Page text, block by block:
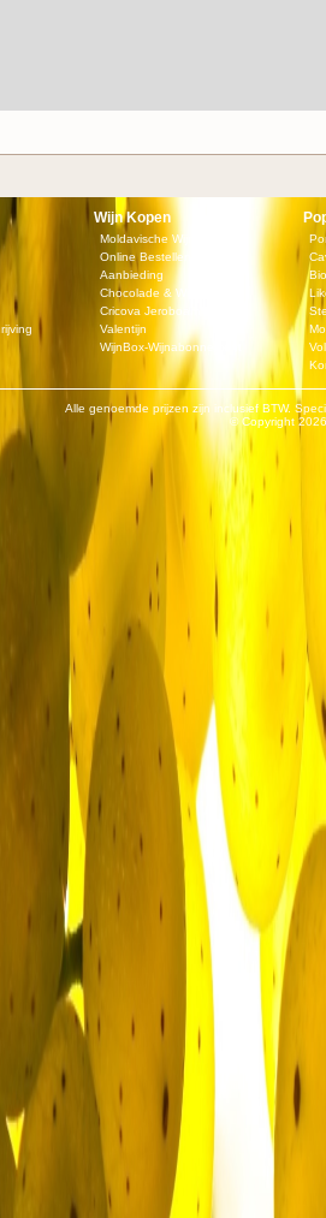
Wijn Kopen
Moldavische Wijn
Online Bestellen
Aanbieding
Chocolade & Wijn
Cricova Jeroboam
Valentijn
WijnBox-Wijnabonnement
Alle genoemde prijzen zijn inclusief BTW.
© Copyright